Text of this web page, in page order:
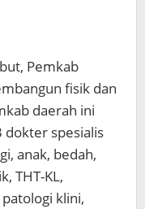
Pemkab
fisik dan
daerah ini
dokter spesialis
anak, bedah,
THT-KL,
klini,